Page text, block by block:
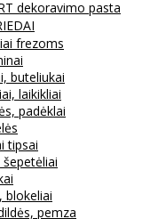
dekoravimo pasta
frezoms
buteliukai
laikikliai
padėklai
tipsai
blokeliai
pemza